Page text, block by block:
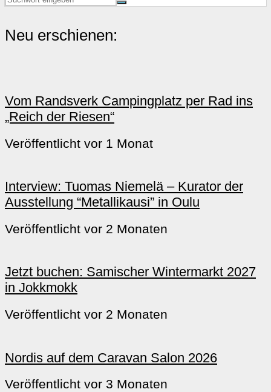
Neu erschienen:
Vom Randsverk Campingplatz per Rad ins
„Reich der Riesen“
Veröffentlicht vor 1 Monat
Interview: Tuomas Niemelä – Kurator der
Ausstellung “Metallikausi” in Oulu
Veröffentlicht vor 2 Monaten
Jetzt buchen: Samischer Wintermarkt 2027
in Jokkmokk
Veröffentlicht vor 2 Monaten
Nordis auf dem Caravan Salon 2026
Veröffentlicht vor 3 Monaten